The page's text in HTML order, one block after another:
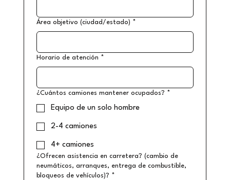
Área objetivo (ciudad/estado) *
Horario de atención *
¿Cuántos camiones mantener ocupados? *
Equipo de un solo hombre
2-4 camiones
4+ camiones
¿Ofrecen asistencia en carretera? (cambio de
neumáticos, arranques, entrega de combustible,
bloqueos de vehículos)? *